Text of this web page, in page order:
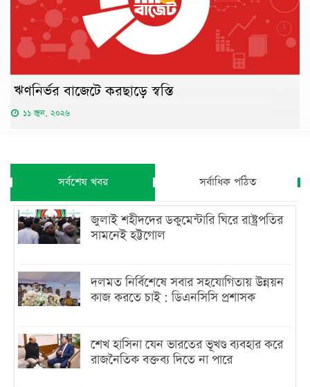
ঋণনির্ভর বাজেটে করছাড়ে স্বস্তি
১১ জুন, ২০২৬
সর্বশেষ খবর সর্বাধিক পঠিত
জুলাই শহীদদের ডকুমেন্টারি ঘিরে রাষ্ট্রপতির
সামনেই হট্টগোল
দলমত নির্বিশেষে সবার সহযোগিতায় উন্নয়ন
কাজ করতে চাই : ডিএনসিসি প্রশাসক
শেখ হাসিনা যেন ভারতের ভূখণ্ড ব্যবহার করে
রাজনৈতিক বক্তব্য দিতে না পারে